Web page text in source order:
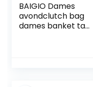
BAIGIO Dames
avondclutch bag
dames banket tas